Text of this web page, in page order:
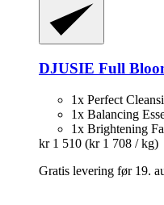
DJUSIE Full
1x Perfect
1x Balancing
1x Brightening
kr 1 510 (kr 1 708 / kg)
Gratis levering før 19.